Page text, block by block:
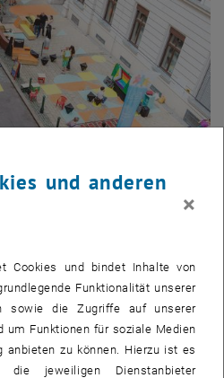
und anderen
×
Cookies und bindet Inhalte von
Funktionalität unserer
sowie die Zugriffe auf unserer
um Funktionen für soziale Medien
anbieten zu können. Hierzu ist es
jeweiligen Dienstanbieter